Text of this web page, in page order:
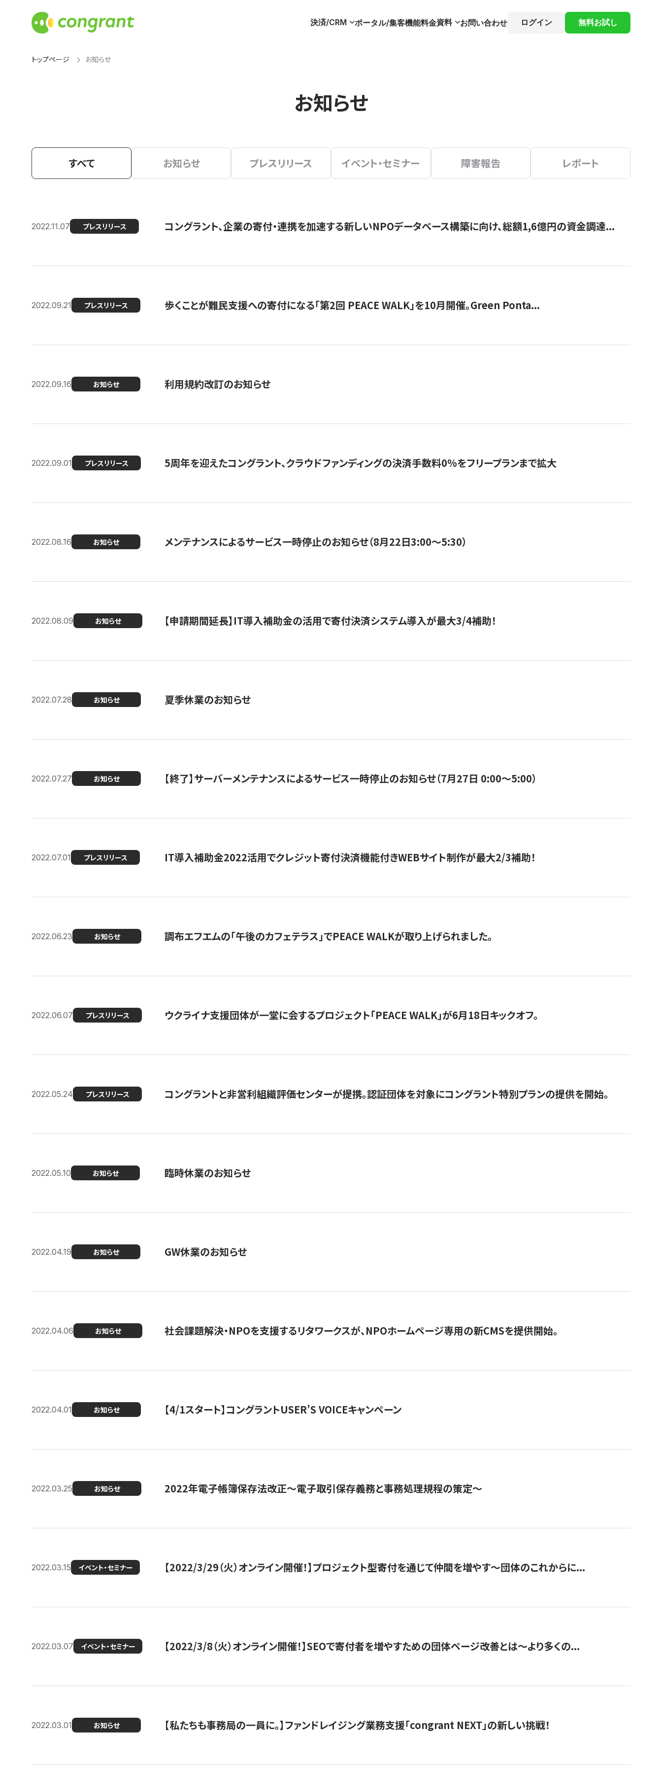
決済/CRM ポータル/集客機能料金資料 お問い合わせ ログイン 無料お試し
トップページ お知らせ
お知らせ
すべて お知らせ プレスリリース イベント・セミナー 障害報告 レポート
2022.11.07 プレスリリース コングラント、企業の寄付・連携を加速する新しいNPOデータベース構築に向け、総額1,6億円の資金調達...
2022.09.21 プレスリリース 歩くことが難民支援への寄付になる「第2回 PEACE WALK」を10月開催。Green Ponta...
2022.09.16 お知らせ 利用規約改訂のお知らせ
2022.09.01 プレスリリース 5周年を迎えたコングラント、クラウドファンディングの決済手数料0%をフリープランまで拡大
2022.08.16 お知らせ メンテナンスによるサービス一時停止のお知らせ（8月22日3:00〜5:30）
2022.08.09 お知らせ 【申請期間延長】IT導入補助金の活用で寄付決済システム導入が最大3/4補助！
2022.07.28 お知らせ 夏季休業のお知らせ
2022.07.27 お知らせ 【終了】サーバーメンテナンスによるサービス一時停止のお知らせ（7月27日 0:00〜5:00）
2022.07.01 プレスリリース IT導入補助金2022活用でクレジット寄付決済機能付きWEBサイト制作が最大2/3補助！
2022.06.23 お知らせ 調布エフエムの「午後のカフェテラス」でPEACE WALKが取り上げられました。
2022.06.07 プレスリリース ウクライナ支援団体が一堂に会するプロジェクト「PEACE WALK」が6月18日キックオフ。
2022.05.24 プレスリリース コングラントと非営利組織評価センターが提携。認証団体を対象にコングラント特別プランの提供を開始。
2022.05.10 お知らせ 臨時休業のお知らせ
2022.04.19 お知らせ GW休業のお知らせ
2022.04.06 お知らせ 社会課題解決・NPOを支援するリタワークスが、NPOホームページ専用の新CMSを提供開始。
2022.04.01 お知らせ 【4/1スタート】コングラントUSER’S VOICEキャンペーン
2022.03.25 お知らせ 2022年電子帳簿保存法改正～電子取引保存義務と事務処理規程の策定～
2022.03.15 イベント・セミナー 【2022/3/29（火）オンライン開催！】プロジェクト型寄付を通じて仲間を増やす～団体のこれからに...
2022.03.07 イベント・セミナー 【2022/3/8（火）オンライン開催！】SEOで寄付者を増やすための団体ページ改善とは～より多くの...
2022.03.01 お知らせ 【私たちも事務局の一員に。】ファンドレイジング業務支援「congrant NEXT」の新しい挑戦！